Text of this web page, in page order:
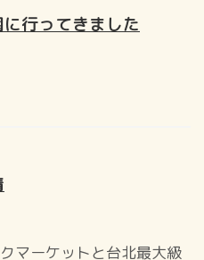
行ってきました
マーケットと台北最大級